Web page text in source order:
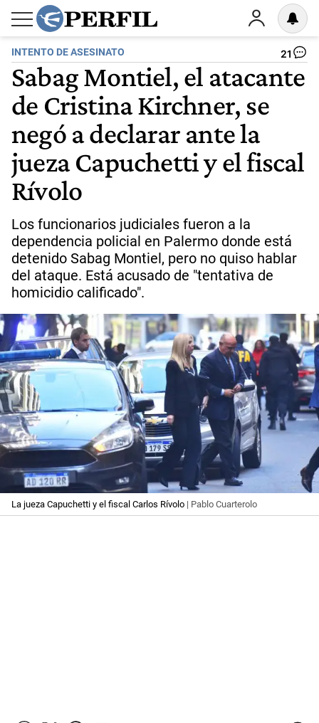
INTENTO DE ASESINATO 21
Sabag Montiel, el atacante
de Cristina Kirchner, se
negó a declarar ante la
jueza Capuchetti y el fiscal
Rívolo
Los funcionarios judiciales fueron a la
dependencia policial en Palermo donde está
detenido Sabag Montiel, pero no quiso hablar
del ataque. Está acusado de "tentativa de
homicidio calificado".
La jueza Capuchetti y el fiscal Carlos Rívolo | Pablo Cuarterolo